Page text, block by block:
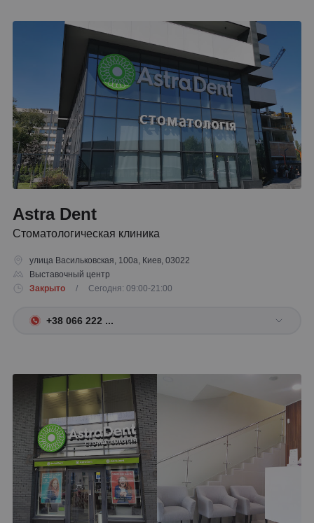
Astra Dent
Стоматологическая клиника
улица Васильковская, 100а, Киев, 03022
Выставочный центр
Закрыто
/ Сегодня: 09:00-21:00
+38 066 222 ...